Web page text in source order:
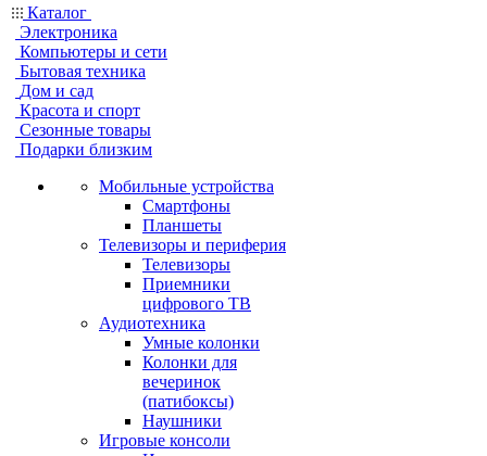
Каталог
Электроника
Компьютеры и сети
Бытовая техника
Дом и сад
Красота и спорт
Сезонные товары
Подарки близким
Мобильные устройства
Смартфоны
Планшеты
Телевизоры и периферия
Телевизоры
Приемники
цифрового ТВ
Аудиотехника
Умные колонки
Колонки для
вечеринок
(патибоксы)
Наушники
Игровые консоли